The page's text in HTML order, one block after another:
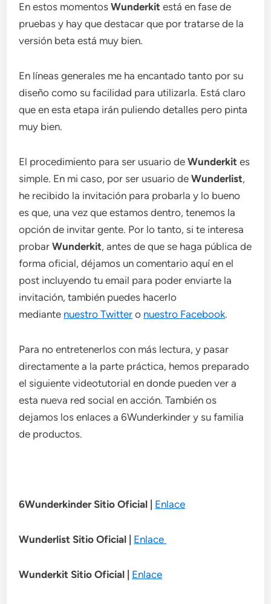
En estos momentosWunderkit está en fase de
pruebas y hay que destacar que por tratarse de la
versión beta está muy bien.
En líneas generales me ha encantado tanto por su
diseño como su facilidad para utilizarla. Está claro
que en esta etapa irán puliendo detalles pero pinta
muy bien.
El procedimiento para ser usuario deWunderkit es
simple. En mi caso, por ser usuario deWunderlist,
he recibido la invitación para probarla y lo bueno
es que, una vez que estamos dentro, tenemos la
opción de invitar gente. Por lo tanto, si te interesa
probarWunderkit, antes de que se haga pública de
forma oficial, déjamos un comentario aquí en el
post incluyendo tu email para poder enviarte la
invitación, también puedes hacerlo
mediante nuestro Twitter o nuestro Facebook.
Para no entretenerlos con más lectura, y pasar
directamente a la parte práctica, hemos preparado
el siguiente videotutorial en donde pueden ver a
esta nueva red social en acción. También os
dejamos los enlaces a 6Wunderkinder y su familia
de productos.
6Wunderkinder Sitio Oficial Enlace
Wunderlist Sitio Oficial Enlace
Wunderkit Sitio Oficial Enlace